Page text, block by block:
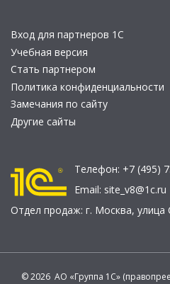
Вход для партнеров 1С
Учебная версия
Стать партнером
Политика конфиденциальности
Замечания по сайту
Другие сайты
Телефон: +7 (495)
Email: site_v8@1c.ru
Отдел продаж: г. Москва, улица
© 2026 АО «Группа 1С»